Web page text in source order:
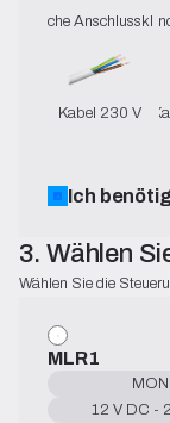
Kabel 230 V
Ich
3. Wählen
Wählen Sie die
MLR1
12 V DC -